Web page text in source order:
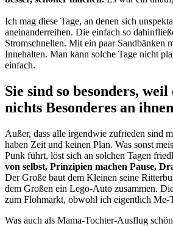
Ich mag diese Tage, an denen sich
aneinanderreihen. Die einfach so
Stromschnellen. Mit ein paar Sandbänken
Innehalten. Man kann solche Tage nicht
einfach.
Sie sind so besonders,
nichts Besonderes an
Außer, dass alle irgendwie zufrieden sind
haben Zeit und keinen Plan. Was sonst
Punk führt, löst sich an solchen Tagen
von selbst, Prinzipien machen Pause,
Der Große baut dem Kleinen seine
dem Großen ein Lego-Auto zusammen.
zum Flohmarkt, obwohl ich eigentlich Me-
Was auch als Mama-Tochter-Ausflug